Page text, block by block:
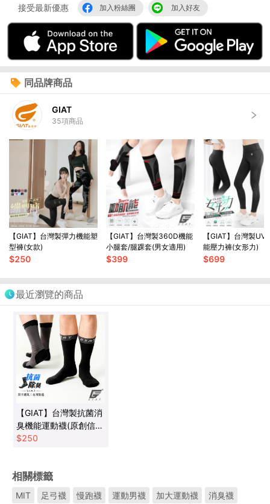
接受最新優惠 加入粉絲團 加入好友
同品牌商品
GIAT
35項商品
【GIAT】台灣製彈力機能塑
型褲(女款)
$250
【GIAT】台灣製360D機能
小腿套/腿踝套(男女適用)
$399
【GIAT】台灣製UV
能壓力褲(女形力)
$699
最近瀏覽的商品
【GIAT】台灣製抗菌消
臭機能運動襪(原創信念
款)
$250
相關標籤
MIT 足弓襪 慢跑襪 運動男襪 加大運動襪 消臭襪